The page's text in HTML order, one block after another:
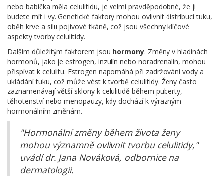
nebo babička měla celulitidu, je velmi pravděpodobné, že ji
budete mít i vy. Genetické faktory mohou ovlivnit distribuci tuku,
oběh krve a sílu pojivové tkáně, což jsou všechny klíčové
aspekty tvorby celulitidy.
Dalším důležitým faktorem jsou hormony. Změny v hladinách
hormonů, jako je estrogen, inzulín nebo noradrenalin, mohou
přispívat k celulitu. Estrogen napomáhá při zadržování vody a
ukládání tuku, což může vést k tvorbě celulitidy. Ženy často
zaznamenávají větší sklony k celulitidě během puberty,
těhotenství nebo menopauzy, kdy dochází k výrazným
hormonálním změnám.
"Hormonální změny během života ženy
mohou významně ovlivnit tvorbu celulitidy,"
uvádí dr. Jana Nováková, odbornice na
dermatologii.